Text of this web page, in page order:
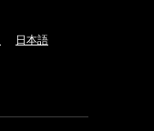
日本語